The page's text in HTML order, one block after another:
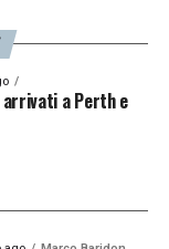
arrivati a Perth e